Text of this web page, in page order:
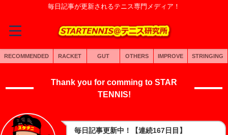
毎日記事が更新されるテニス専門メディア！
RECOMMENDED RACKET GUT OTHERS IMPROVE STRINGING
Thank you for comming to STAR
TENNIS!
毎日記事更新中！【連続167日目】